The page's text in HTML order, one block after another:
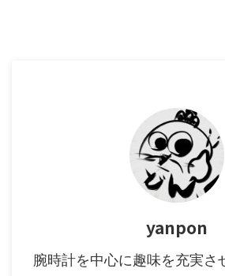
yanpon
腕時計を中心に趣味を充実さ